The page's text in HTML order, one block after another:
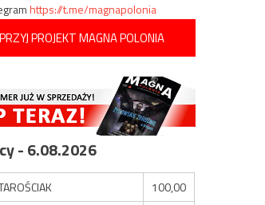
https://t.me/magnapolonia
PROJEKT MAGNA POLONIA
- 6.08.2026
100,00